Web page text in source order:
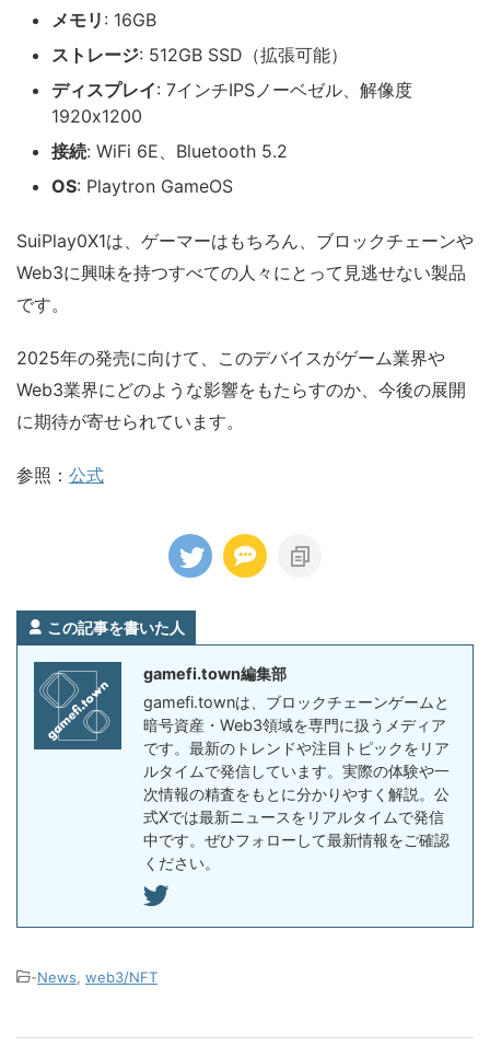
メモリ : 16GB
ストレージ: 512GB SSD（拡張可能）
ディスプレイ: 7インチIPSノーベゼル、解像度
1920x1200
接続: WiFi 6E、Bluetooth 5.2
OS: Playtron GameOS
SuiPlay0X1は、ゲーマーはもちろん、ブロックチェーンや
Web3に興味を持つすべての人々にとって見逃せない製品
です。
2025年の発売に向けて、このデバイスがゲーム業界や
Web3業界にどのような影響をもたらすのか、今後の展開
に期待が寄せられています。
参照： 公式
この記事を書いた人
gamefi.town編集部
gamefi.townは、ブロックチェーンゲームと
暗号資産・Web3領域を専門に扱うメディア
です。最新のトレンドや注目トピックをリア
ルタイムで発信しています。実際の体験や一
次情報の精査をもとに分かりやすく解説。公
式Xでは最新ニュースをリアルタイムで発信
中です。ぜひフォローして最新情報をご確認
ください。
-News web3/NFT